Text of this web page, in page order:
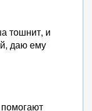
тошнит, и
даю ему